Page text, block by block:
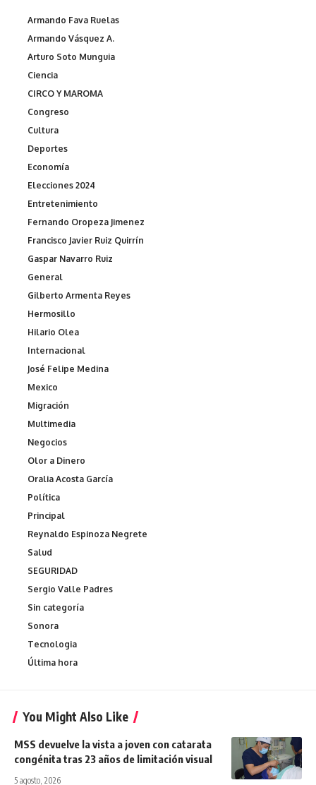
Armando Fava Ruelas
Armando Vásquez A.
Arturo Soto Munguia
Ciencia
CIRCO Y MAROMA
Congreso
Cultura
Deportes
Economía
Elecciones 2024
Entretenimiento
Fernando Oropeza Jimenez
Francisco Javier Ruiz Quirrín
Gaspar Navarro Ruiz
General
Gilberto Armenta Reyes
Hermosillo
Hilario Olea
Internacional
José Felipe Medina
Mexico
Migración
Multimedia
Negocios
Olor a Dinero
Oralia Acosta García
Política
Principal
Reynaldo Espinoza Negrete
Salud
SEGURIDAD
Sergio Valle Padres
Sin categoría
Sonora
Tecnologia
Última hora
You Might Also Like
MSS devuelve la vista a joven con catarata
congénita tras 23 años de limitación visual
5 agosto, 2026